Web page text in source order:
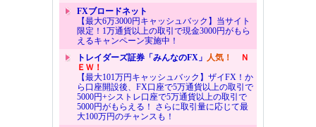
FXブロードネット
【最大6万3000円キャッシュバック】当サイト
限定！1万通貨以上の取引で現金3000円がもら
えるキャンペーン実施中！
トレイダーズ証券「みんなのFX」 人気！
Ｎ
ＥＷ！
【最大101万円キャッシュバック】ザイFX！か
ら口座開設後、FX口座で5万通貨以上の取引で
5000円+シストレ口座で5万通貨以上の取引で
5000円がもらえる！ さらに取引量に応じて最
大100万円のチャンスも！